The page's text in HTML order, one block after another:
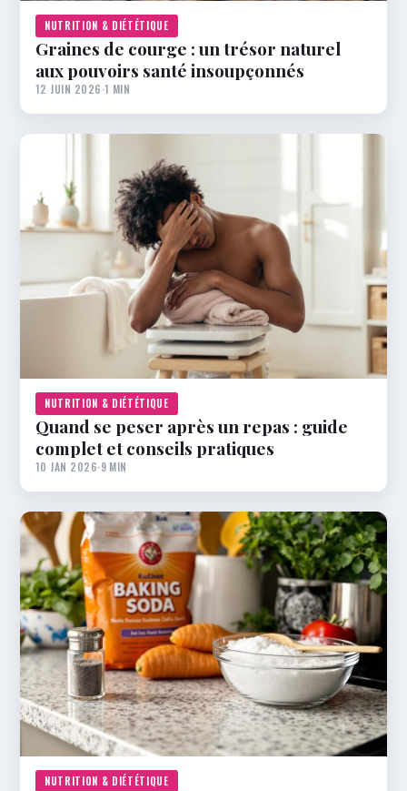
NUTRITION & DIÉTÉTIQUE
Graines de courge : un trésor naturel
aux pouvoirs santé insoupçonnés
12 JUIN 2026·1 MIN
NUTRITION & DIÉTÉTIQUE
Quand se peser après un repas : guide
complet et conseils pratiques
10 JAN 2026·9 MIN
NUTRITION & DIÉTÉTIQUE